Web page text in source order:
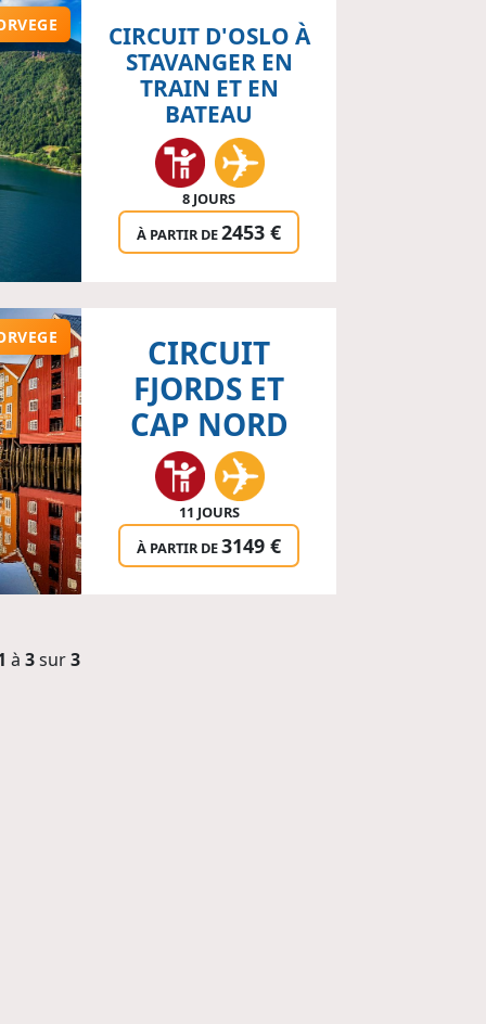
CIRCUIT D'OSLO À
STAVANGER EN
TRAIN ET EN
BATEAU
8 JOURS
À PARTIR DE2453 €
CIRCUIT
FJORDS ET
CAP NORD
11 JOURS
À PARTIR DE3149 €
à 3sur3